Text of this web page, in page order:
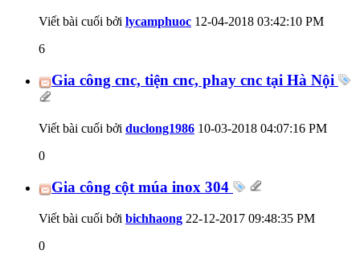
Viết bài cuối bởi lycamphuoc 12-04-2018 03:42:10 PM
6
Gia công cnc, tiện cnc, phay cnc tại Hà Nội
Viết bài cuối bởi duclong1986 10-03-2018 04:07:16 PM
0
Gia công cột múa inox 304
Viết bài cuối bởi bichhaong 22-12-2017 09:48:35 PM
0